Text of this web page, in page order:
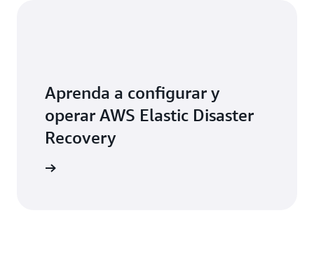
Aprenda a configurar y
operar AWS Elastic Disaster
Recovery